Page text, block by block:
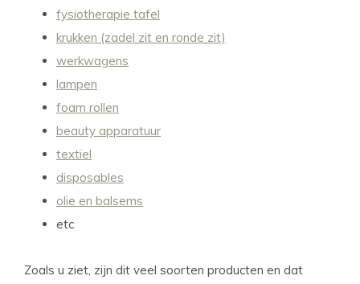
fysiotherapie tafel
krukken (zadel zit en ronde zit)
werkwagens
lampen
foam rollen
beauty apparatuur
textiel
disposables
olie en balsems
etc
Zoals u ziet, zijn dit veel soorten producten en dat